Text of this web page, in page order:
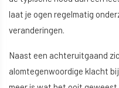
laat je ogen regelmatig
veranderingen.
Naast een achteruitgaand
alomtegenwoordige klacht